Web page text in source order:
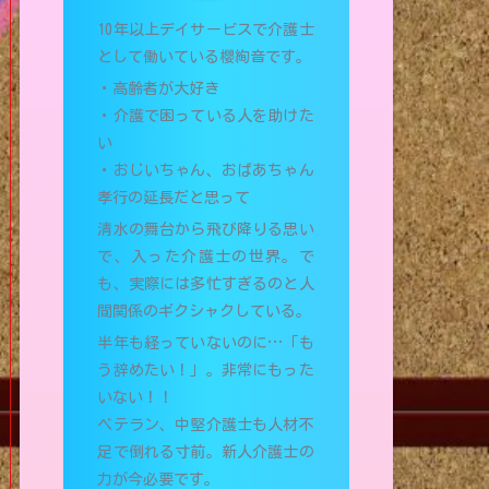
10年以上デイサービスで介護士
として働いている櫻絢音です。
・高齢者が大好き
・介護で困っている人を助けた
い
・おじいちゃん、おばあちゃん
孝行の延長だと思って
清水の舞台から飛び降りる思い
で、入った介護士の世界。で
も、実際には多忙すぎるのと人
間関係のギクシャクしている。
半年も経っていないのに…「も
う辞めたい！」。非常にもった
いない！！
ベテラン、中堅介護士も人材不
足で倒れる寸前。新人介護士の
力が今必要です。